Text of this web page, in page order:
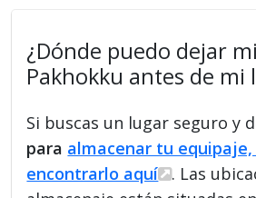
¿Dónde puedo dejar
Pakhokku antes de mi
Si buscas un lugar seguro y
para almacenar tu equipaje,
encontrarlo aquí
. Las